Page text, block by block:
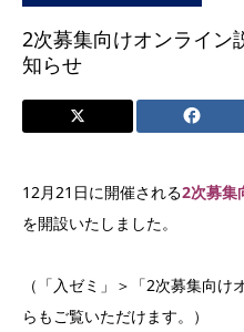
2次募集向けオンライン
知らせ
12月21日に開催される2次募集
を開設いたしました。
（「入ゼミ」＞「2次募集向
らもご覧いただけます。）